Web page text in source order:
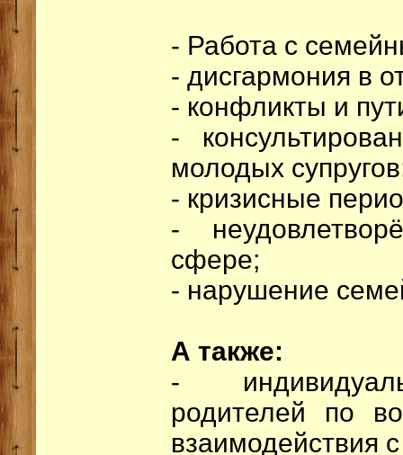
- Работа с
- дисгармония в
- конфликты и
-
молодых
- кризисные
-
сфере;
- нарушение
А также:
-
родителей по
взаимодействия